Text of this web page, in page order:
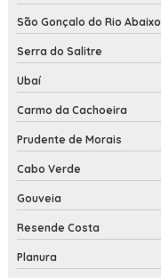
São Gonçalo do Rio Abaixo
Serra do Salitre
Ubaí
Carmo da Cachoeira
Prudente de Morais
Cabo Verde
Gouveia
Resende Costa
Planura